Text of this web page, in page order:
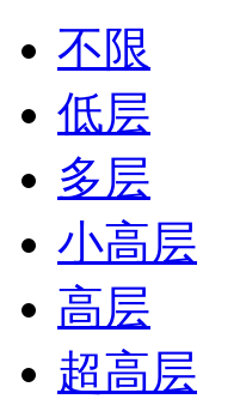
不限
低层
多层
小高层
高层
超高层